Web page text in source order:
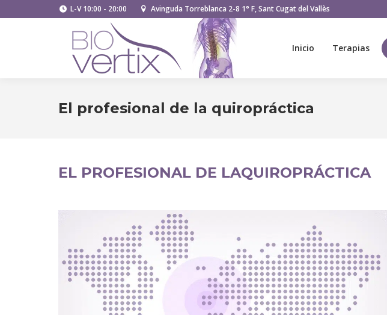
L-V 10:00 - 20:00 Avinguda Torreblanca 2-8 1° F, Sant Cugat del Vallès
Inicio Terapias
El profesional de la quiropráctica
EL PROFESIONAL DE LAQUIROPRÁCTICA